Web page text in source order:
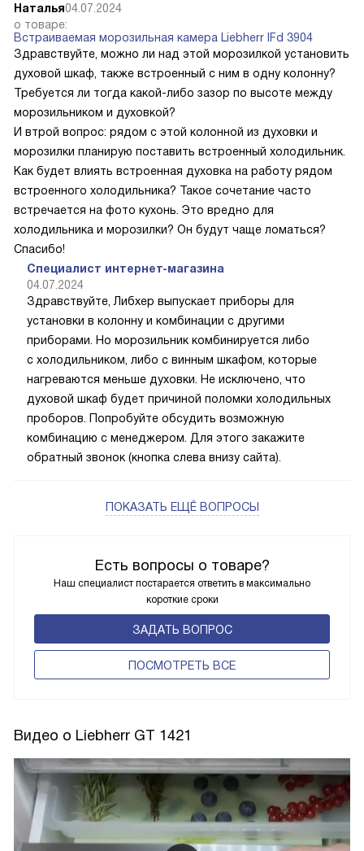
Есть вопросы о товаре?
Наш специалист постарается ответить в максимально
короткие сроки
ЗАДАТЬ ВОПРОС
ПОCМОТРЕТЬ ВСЕ
Наталья04.07.2024
о товаре:
Встраиваемая морозильная камера Liebherr IFd 3904
Здравствуйте, можно ли над этой морозилкой установить
духовой шкаф, также встроенный с ним в одну колонну?
Требуется ли тогда какой-либо зазор по высоте между
морозильником и духовкой?
И втрой вопрос: рядом с этой колонной из духовки и
морозилки планирую поставить встроенный холодильник.
Как будет влиять встроенная духовка на работу рядом
встроенного холодильника? Такое сочетание часто
встречается на фото кухонь. Это вредно для
холодильника и морозилки? Он будут чаще ломаться?
Спасибо!
Специалист интернет-магазина
04.07.2024
Здравствуйте, Либхер выпускает приборы для
установки в колонну и комбинации с другими
приборами. Но морозильник комбинируется либо
с холодильником, либо с винным шкафом, которые
нагреваются меньше духовки. Не исключено, что
духовой шкаф будет причиной поломки холодильных
проборов. Попробуйте обсудить возможную
комбинацию с менеджером. Для этого закажите
обратный звонок (кнопка слева внизу сайта).
ПОКАЗАТЬ ЕЩЁ ВОПРОСЫ
Видео о Liebherr GT 1421